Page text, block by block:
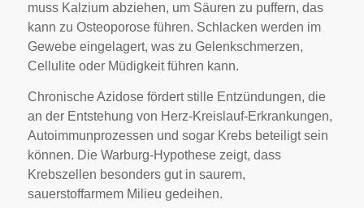
muss Kalzium abziehen, um Säuren zu puffern, das
kann zu Osteoporose führen. Schlacken werden im
Gewebe eingelagert, was zu Gelenkschmerzen,
Cellulite oder Müdigkeit führen kann.
Chronische Azidose fördert stille Entzündungen, die
an der Entstehung von Herz-Kreislauf-Erkrankungen,
Autoimmunprozessen und sogar Krebs beteiligt sein
können. Die Warburg-Hypothese zeigt, dass
Krebszellen besonders gut in saurem,
sauerstoffarmem Milieu gedeihen.